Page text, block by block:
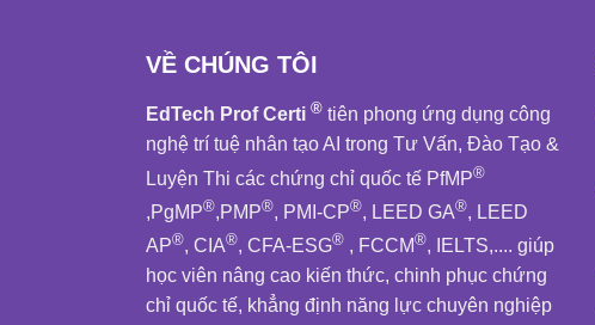
VỀ CHÚNG TÔI
EdTech Prof Certi ® tiên phong ứng dụng công
nghệ trí tuệ nhân tạo AI trong Tư Vấn, Đào Tạo &
Luyện Thi các chứng chỉ quốc tế PfMP®
,PgMP®,PMP®, PMI-CP®, LEED GA®, LEED
AP®, CIA®, CFA-ESG® , FCCM®, IELTS,.... giúp
học viên nâng cao kiến thức, chinh phục chứng
chỉ quốc tế, khẳng định năng lực chuyên nghiệp